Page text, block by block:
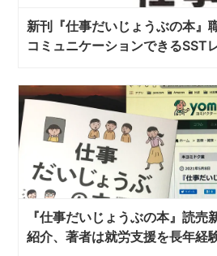
新刊『仕事だいじょうぶの本』
コミュニケーションできるSST
『仕事だいじょうぶの本』読売
紹介、著者は就労支援を長年経